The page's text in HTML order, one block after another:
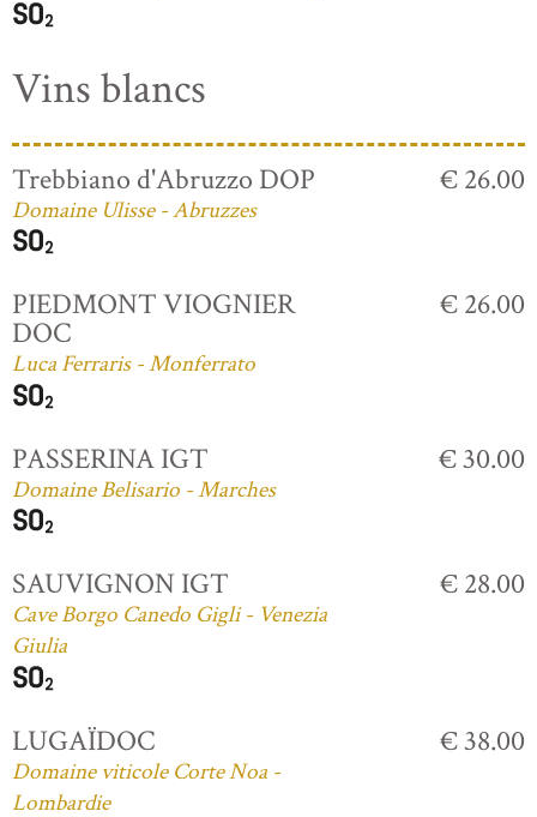
Vins blancs
Trebbiano d'Abruzzo DOP
Domaine Ulisse - Abruzzes
€ 26.00
PIEDMONT VIOGNIER
DOC
Luca Ferraris - Monferrato
€ 26.00
PASSERINA IGT
Domaine Belisario - Marches
€ 30.00
SAUVIGNON IGT
Cave Borgo Canedo Gigli - Venezia
Giulia
€ 28.00
LUGAÏDOC
Domaine viticole Corte Noa -
Lombardie
€ 38.00